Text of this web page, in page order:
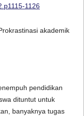
1126
akademik
pendidikan
dituntut untuk
banyaknya tugas